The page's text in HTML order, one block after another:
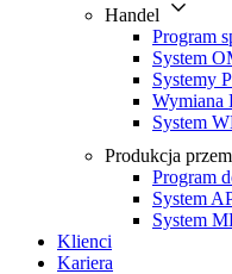
Handel
Program
System
Systemy
Wymiana
System
Produkcja
Program
System
System
Klienci
Kariera